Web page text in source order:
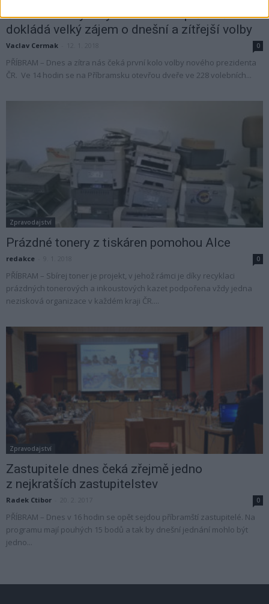
Šest stovek vydaných volebních průkazů
dokládá velký zájem o dnešní a zítřejší volby
Vaclav Cermak 0
PŘÍBRAM – Dnes a zítra nás čeká první kolo volby nového prezidenta
ČR. Ve 14 hodin se na Příbramsku otevřou dveře ve 228 volebních...
Zpravodajství
Prázdné tonery z tiskáren pomohou Alce
redakce 0
PŘÍBRAM – Sbírej toner je projekt, v jehož rámci je díky recyklaci
prázdných tonerových a inkoustových kazet podpořena vždy jedna
nezisková organizace v každém kraji ČR....
Zpravodajství
Zastupitele dnes čeká zřejmě jedno
z nejkratších zastupitelstev
Radek Ctibor 0
PŘÍBRAM – Dnes v 16 hodin se opět sejdou příbramští zastupitelé. Na
programu mají pouhých 15 bodů a tak by dnešní jednání mohlo být
jedno...